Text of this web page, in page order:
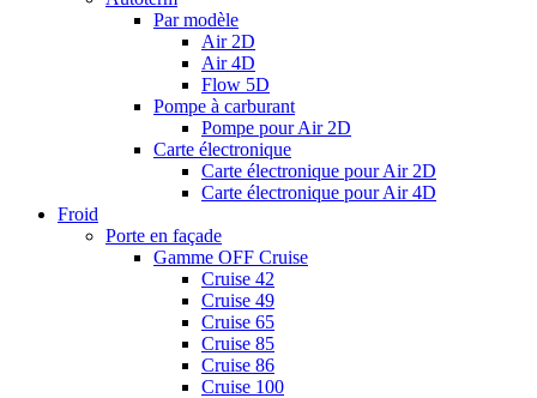
Par modèle
Air 2D
Air 4D
Flow 5D
Pompe à carburant
Pompe pour Air 2D
Carte électronique
Carte électronique pour Air 2D
Carte électronique pour Air 4D
Froid
Porte en façade
Gamme OFF Cruise
Cruise 42
Cruise 49
Cruise 65
Cruise 85
Cruise 86
Cruise 100